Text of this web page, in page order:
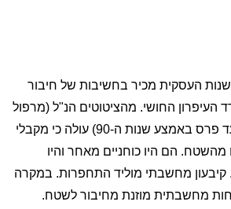
העסקית מכיר בחשיבות של חיבור
החושי. מהציטוטים הנ"ל (מרפול
בתחילת שנות ה-80 ועד פרס באמצע שנות ה-90) עולה כי מקבלי
מהשטח. הם היו כוחניים מאחר והיו
קיבעון מחשבתי מוליד התחפרות. במקרה
מחשבתית מוזנת מחיבור לשטח.